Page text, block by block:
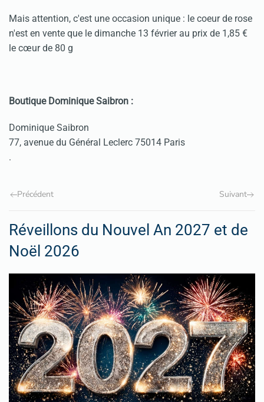
Mais attention, c'est une occasion unique : le coeur de rose
n'est en vente que le dimanche 13 février au prix de 1,85 €
le cœur de 80 g
Boutique Dominique Saibron :
Dominique Saibron
77, avenue du Général Leclerc 75014 Paris
.
Précédent Suivant
Réveillons du Nouvel An 2027 et de
Noël 2026